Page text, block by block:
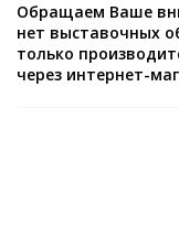
Обращаем Ваше
нет выставочных
только
через интернет-